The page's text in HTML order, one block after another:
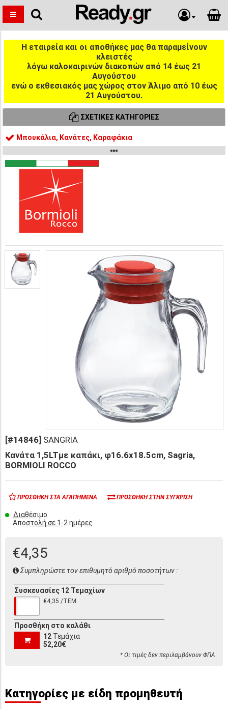
Η εταιρεία και οι αποθήκες μας θα παραμείνουν
κλειστές
λόγω καλοκαιρινών διακοπών από 14 έως 21
Αυγούστου
ενώ ο εκθεσιακός μας χώρος στον Άλιμο από 10 έως
21 Αυγούστου.
ΣΧΕΤΙΚΈΣ ΚΑΤΗΓΟΡΊΕΣ
Μπουκάλια, Κανάτες, Καραφάκια
[#14846] SANGRIA
Κανάτα 1,5LTμε καπάκι, φ16.6x18.5cm, Sagria,
BORMIOLI ROCCO
ΠΡΟΣΘΉΚΗ ΣΤΑ ΑΓΑΠΗΜΈΝΑ ΠΡΟΣΘΉΚΗ ΣΤΗΝ ΣΎΓΚΡΙΣΗ
Διαθέσιμο
Αποστολή σε 1-2 ημέρες
€4,35
Συμπληρώστε τον επιθυμητό αριθμό ποσοτήτων :
Συσκευασίες 12 Τεμαχίων
€4,35 /ΤΕΜ
Προσθήκη στο καλάθι
12 Τεμάχια
52,20€
* Οι τιμές δεν περιλαμβάνουν ΦΠΑ
Κατηγορίες με είδη προμηθευτή